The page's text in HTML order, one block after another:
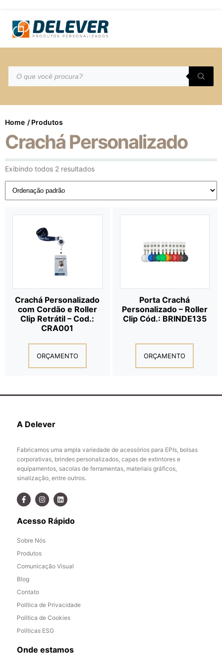
Home / Produtos
Crachá Personalizado
Exibindo todos 2 resultados
Crachá Personalizado
com Cordão e Roller
Clip Retrátil – Cod.:
CRA001
ORÇAMENTO
Porta Crachá
Personalizado – Roller
Clip Cód.: BRINDE135
ORÇAMENTO
A Delever
Fabricamos uma ampla variedade de acessórios para EPIs, bolsas
corporativas, brindes personalizados, capas de extintores e
equipamentos, sacolas de ferramentas, materiais gráficos,
sinalização, entre outros.
Acesso Rápido
Sobre Nós
Produtos
Comunicação Visual
Blog
Contato
Política de Privacidade
Política de Cookies
Políticas ESG
Onde estamos